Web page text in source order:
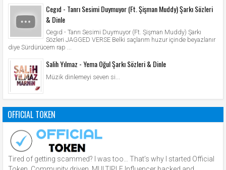
Cegıd - Tanrı Sesimi Duymuyor (Ft. Şişman Muddy) Şarkı Sözleri
& Dinle
Cegıd - Tanrı Sesimi Duymuyor (Ft. Şişman Muddy) Şarkı
Sözleri JAGGED VERSE Belki saçlarım huzur içinde beyazlanır
diye Sürdürücem rap ...
Salih Yılmaz - Yema Oğul Şarkı Sözleri & Dinle
Müzik dinlemeyi seven si...
OFFICIAL TOKEN
Tired of getting scammed? I was too… That’s why I started Official